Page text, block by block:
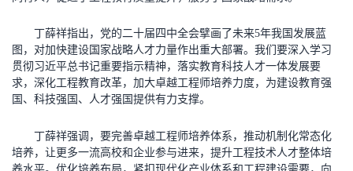
丁薛祥指出，党的二十届四中全会擘画了未来5年我国发展蓝
图，对加快建设国家战略人才力量作出重大部署。我们要深入学习
贯彻习近平总书记重要指示精神，落实教育科技人才一体发展要
求，深化工程教育改革，加大卓越工程师培养力度，为建设教育强
国、科技强国、人才强国提供有力支撑。
丁薛祥强调，要完善卓越工程师培养体系，推动机制化常态化
培养，让更多一流高校和企业参与进来，提升工程技术人才整体培